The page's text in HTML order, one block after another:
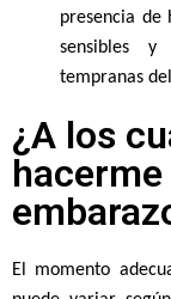
presencia de
sensibles y
tempranas
¿A los
El momento